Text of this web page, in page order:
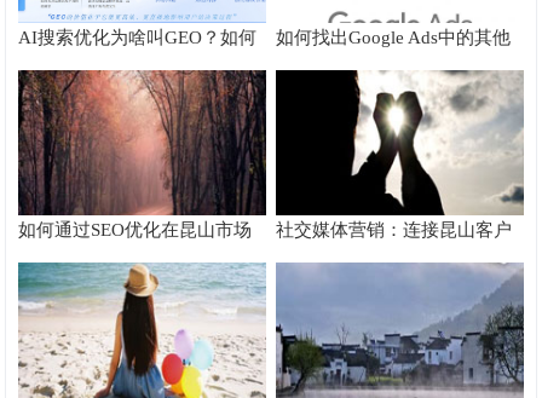
AI搜索优化为啥叫GEO？如何
在AI搜索中获得排名？
如何找出Google Ads中的其他
搜索字词
如何通过SEO优化在昆山市场
脱颖而出
社交媒体营销：连接昆山客户
的桥梁